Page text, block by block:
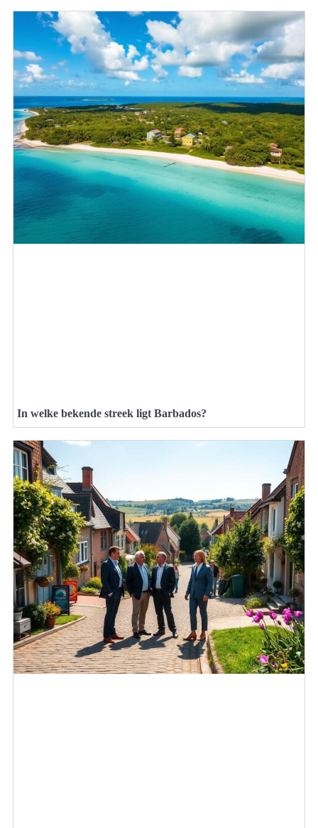
In welke bekende streek ligt Barbados?